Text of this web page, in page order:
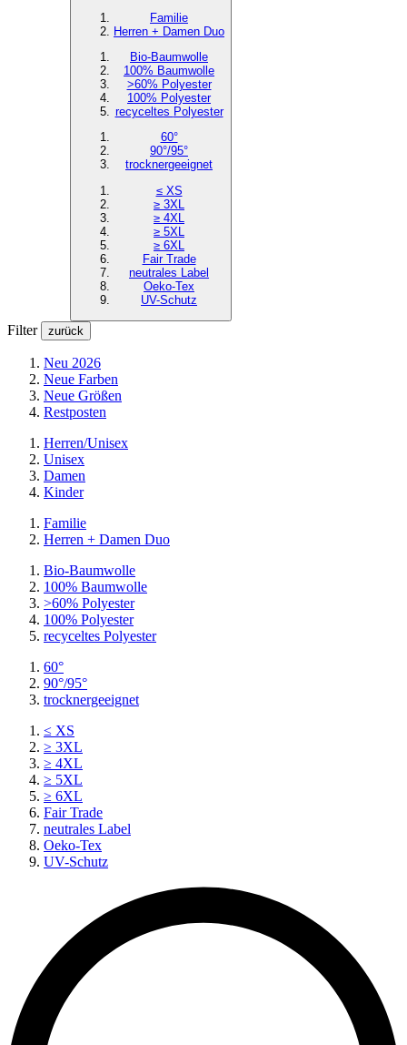
Familie
Herren + Damen Duo
Bio-Baumwolle
100% Baumwolle
>60% Polyester
100% Polyester
recyceltes Polyester
60°
90°/95°
trocknergeeignet
≤ XS
≥ 3XL
≥ 4XL
≥ 5XL
≥ 6XL
Fair Trade
neutrales Label
Oeko-Tex
UV-Schutz
Filter zurück
Neu 2026
Neue Farben
Neue Größen
Restposten
Herren/Unisex
Unisex
Damen
Kinder
Familie
Herren + Damen Duo
Bio-Baumwolle
100% Baumwolle
>60% Polyester
100% Polyester
recyceltes Polyester
60°
90°/95°
trocknergeeignet
≤ XS
≥ 3XL
≥ 4XL
≥ 5XL
≥ 6XL
Fair Trade
neutrales Label
Oeko-Tex
UV-Schutz